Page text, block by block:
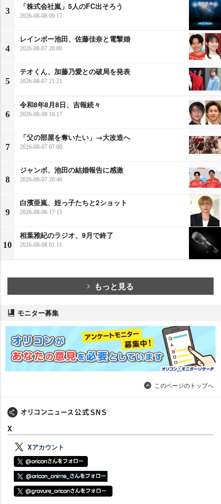
3
「株式会社嵐」5人のFC出そろう
2026-08-08 09:17
4
レインボー池田、佐藤佳奈と電撃婚
2026-08-07 20:00
5
テオくん、加藤乃愛との破局を発表
2026-08-07 21:21
6
令和8年8月8日、吉報続々
2026-08-08 18:17
7
「父の部屋を奪いたい」→大改造へ
2026-08-07 07:00
8
ジャンボ、池田の結婚報告に感激
2026-08-07 20:46
9
白濱亜嵐、姪っ子たちと2ショット
2026-08-06 17:15
10
相葉雅紀のラジオ、9月で終了
2026-08-08 01:11
もっと見る
モニター募集
このページのトップへ
X
Xアカウント